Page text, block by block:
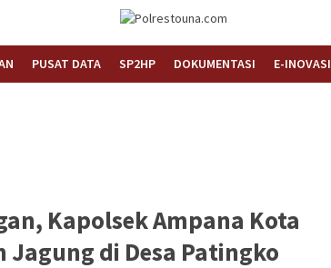
PUSAT DATA SP2HP DOKUMENTASI E-INOVASI
Kapolsek Ampana Kota
di Desa Patingko